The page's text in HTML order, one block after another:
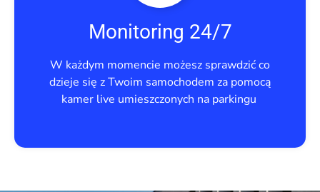
Monitoring 24/7
W każdym momencie możesz sprawdzić co
dzieje się z Twoim samochodem za pomocą
kamer live umieszczonych na parkingu